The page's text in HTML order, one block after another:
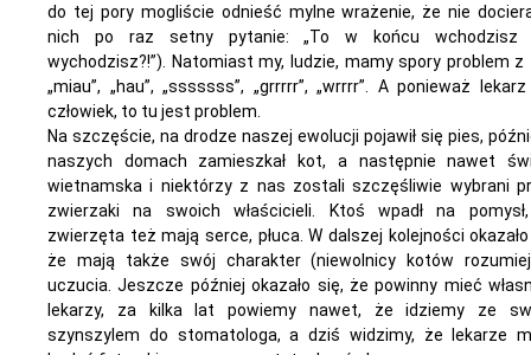
do tej pory mogliście odnieść mylne wrażenie, że nie
nich po raz setny pytanie: „To w końcu wchodzisz
wychodzisz?!”). Natomiast my, ludzie, mamy spory problem z
„miau”, „hau”, „sssssss”, „grrrrr”, „wrrrr”. A ponieważ
człowiek, to tu jest problem.
Na szczęście, na drodze naszej ewolucji pojawił się pies,
naszych domach zamieszkał kot, a następnie nawet
wietnamska i niektórzy z nas zostali szczęśliwie wybrani
zwierzaki na swoich właścicieli. Ktoś wpadł na
zwierzęta też mają serce, płuca. W dalszej kolejności
że mają także swój charakter (niewolnicy kotów
uczucia. Jeszcze później okazało się, że powinny mieć
lekarzy, za kilka lat powiemy nawet, że idziemy ze
szynszylem do stomatologa, a dziś widzimy, że lekarze